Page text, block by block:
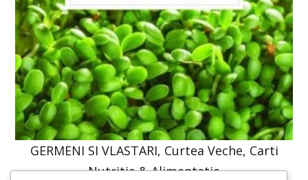
GERMENI SI VLASTARI, Curtea Veche, Carti
Nutritie & Alimentatie